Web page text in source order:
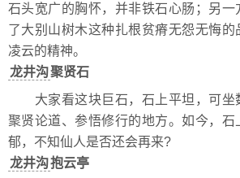
石头宽广的胸怀，并非铁石心肠；另一
了大别山树木这种扎根贫瘠无怨无悔的
凌云的精神。
龙井沟聚贤石
大家看这块巨石，石上平坦，可坐
聚贤论道、参悟修行的地方。如今，石
郁，不知仙人是否还会再来?
龙井沟抱云亭